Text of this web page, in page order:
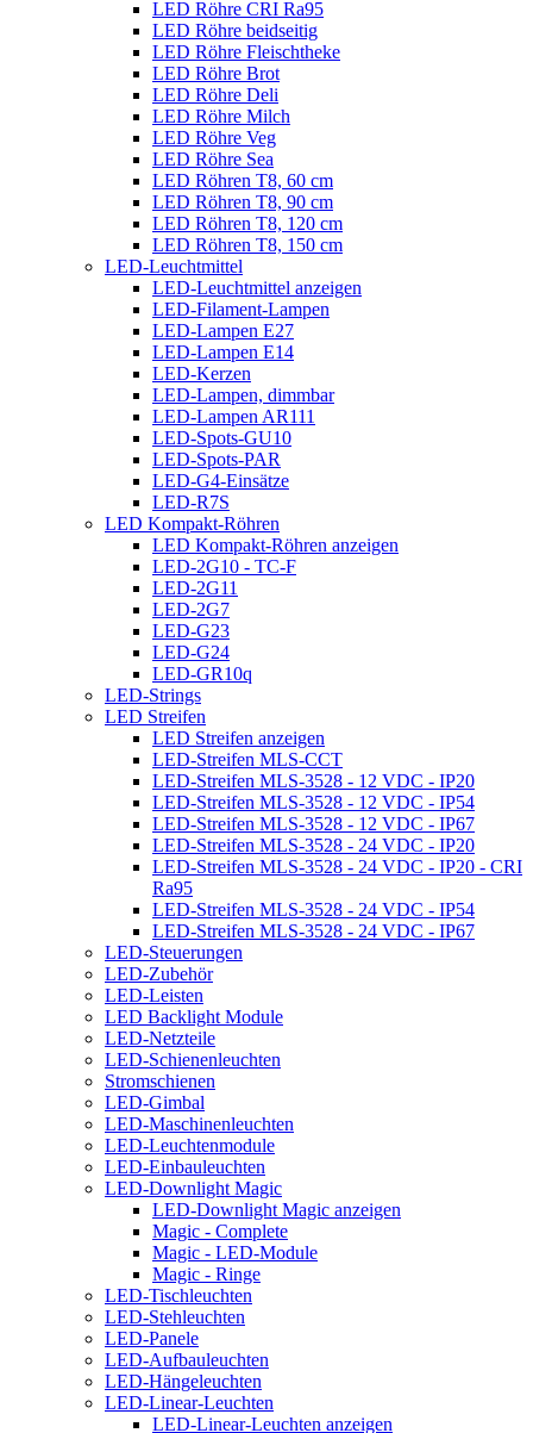
LED Röhre CRI Ra95
LED Röhre beidseitig
LED Röhre Fleischtheke
LED Röhre Brot
LED Röhre Deli
LED Röhre Milch
LED Röhre Veg
LED Röhre Sea
LED Röhren T8, 60 cm
LED Röhren T8, 90 cm
LED Röhren T8, 120 cm
LED Röhren T8, 150 cm
LED-Leuchtmittel
LED-Leuchtmittel anzeigen
LED-Filament-Lampen
LED-Lampen E27
LED-Lampen E14
LED-Kerzen
LED-Lampen, dimmbar
LED-Lampen AR111
LED-Spots-GU10
LED-Spots-PAR
LED-G4-Einsätze
LED-R7S
LED Kompakt-Röhren
LED Kompakt-Röhren anzeigen
LED-2G10 - TC-F
LED-2G11
LED-2G7
LED-G23
LED-G24
LED-GR10q
LED-Strings
LED Streifen
LED Streifen anzeigen
LED-Streifen MLS-CCT
LED-Streifen MLS-3528 - 12 VDC - IP20
LED-Streifen MLS-3528 - 12 VDC - IP54
LED-Streifen MLS-3528 - 12 VDC - IP67
LED-Streifen MLS-3528 - 24 VDC - IP20
LED-Streifen MLS-3528 - 24 VDC - IP20 - CRI
Ra95
LED-Streifen MLS-3528 - 24 VDC - IP54
LED-Streifen MLS-3528 - 24 VDC - IP67
LED-Steuerungen
LED-Zubehör
LED-Leisten
LED Backlight Module
LED-Netzteile
LED-Schienenleuchten
Stromschienen
LED-Gimbal
LED-Maschinenleuchten
LED-Leuchtenmodule
LED-Einbauleuchten
LED-Downlight Magic
LED-Downlight Magic anzeigen
Magic - Complete
Magic - LED-Module
Magic - Ringe
LED-Tischleuchten
LED-Stehleuchten
LED-Panele
LED-Aufbauleuchten
LED-Hängeleuchten
LED-Linear-Leuchten
LED-Linear-Leuchten anzeigen